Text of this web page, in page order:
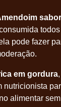
pode fazer
em gordura
nutricionista
alimentar